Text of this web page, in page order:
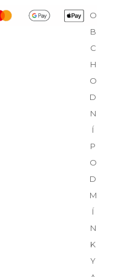
O
B
C
H
O
D
N
Í
P
O
D
M
Í
N
K
Y